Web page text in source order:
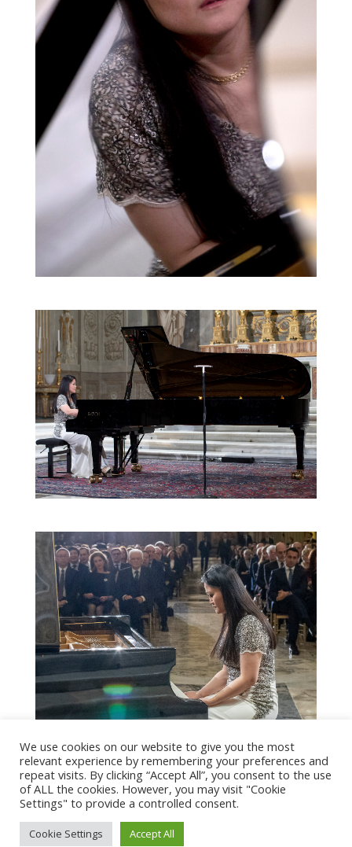
We use cookies on our website to give you the most
relevant experience by remembering your preferences and
repeat visits. By clicking “Accept All”, you consent to the use
of ALL the cookies. However, you may visit "Cookie
Settings" to provide a controlled consent.
Cookie Settings Accept All